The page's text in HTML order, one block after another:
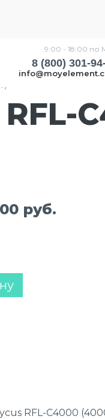
9:00 - 18:00 по
8 (800) 301-
руб.
RFL-C4000